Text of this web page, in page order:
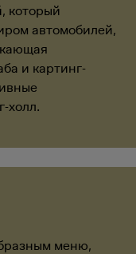
который
автомобилей,
и картинг-
холл.
меню,